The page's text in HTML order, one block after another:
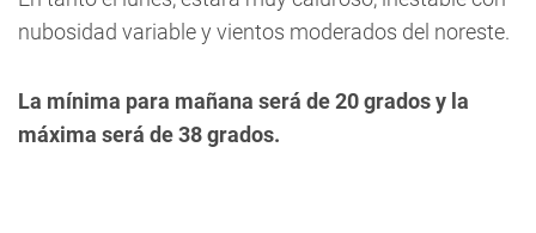
nubosidad variable y vientos moderados del noreste.
La mínima para mañana será de 20 grados y la
máxima será de 38 grados.